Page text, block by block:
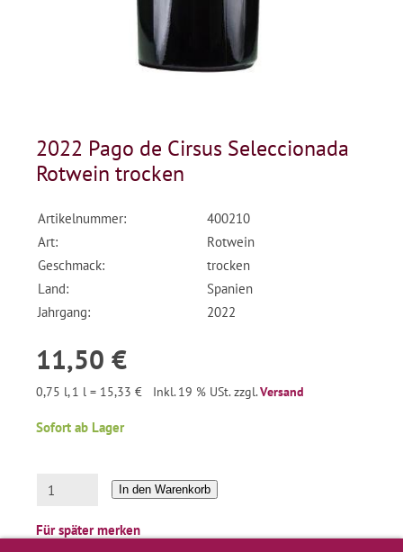
2022 Pago de Cirsus Seleccionada
Rotwein trocken
Artikelnummer:
400210
Art:
Rotwein
Geschmack:
trocken
Land:
Spanien
Jahrgang:
2022
11,50 €
0,75 l, 1 l = 15,33 € Inkl. 19 % USt. zzgl.Versand
Sofort ab Lager
In den Warenkorb
Für später merken